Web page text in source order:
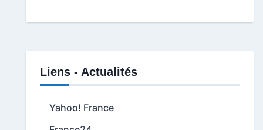
Liens - Actualités
Yahoo! France